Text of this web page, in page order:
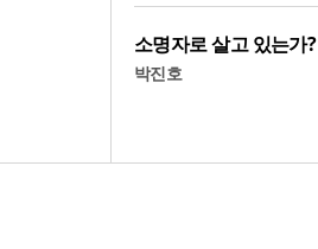
소명자로 살고 있는가?
박진호